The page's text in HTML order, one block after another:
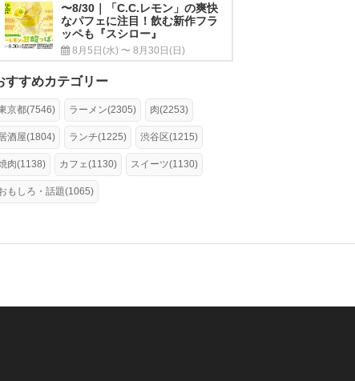
〜8/30｜「C.C.レモン」の爽快
なパフェに注目！飲む新作フラ
ッペも『スシロー』
8月5日(水) 〜 8月30日(日)
すすめカテゴリー
京都(7546) ラーメン(2305) 肉(2253)
居酒屋(1804) ランチ(1225) 渋谷区(1215)
肉(1138) カフェ(1130) スイーツ(1130)
もしろ・話題(1065)